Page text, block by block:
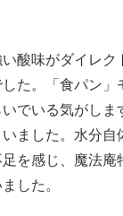
酸味がダイレク
た。「食パン」
でいる気がしま
ました。水分自
を感じ、魔法庵
した。